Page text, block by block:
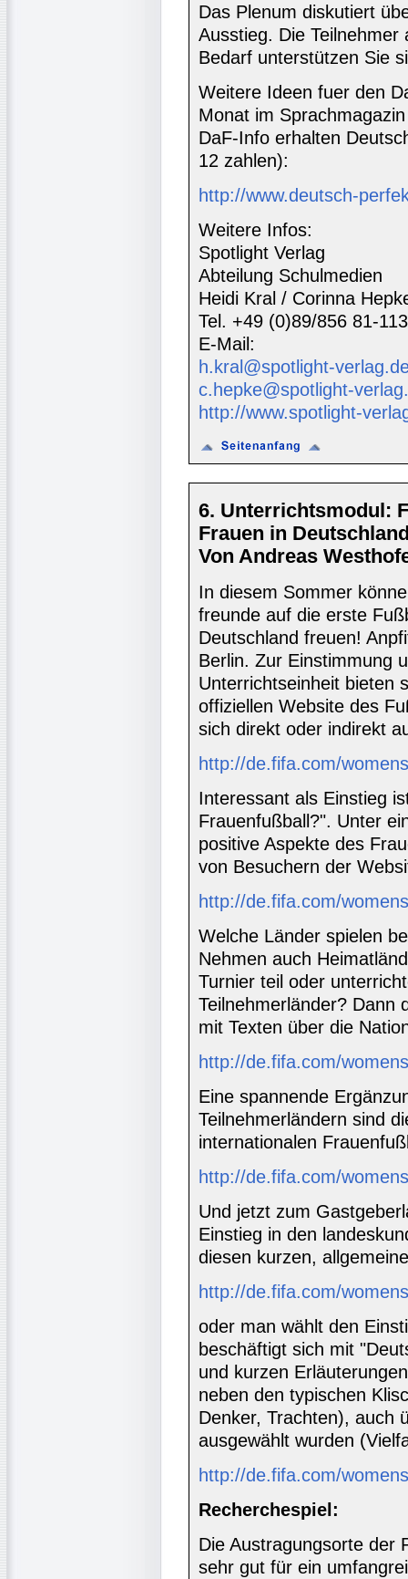
Das Plenum diskutiert
Ausstieg. Die
Bedarf unterstützen Sie
Weitere Ideen fuer den
Monat im
DaF-Info erhalten
12 zahlen):
http://www.deutsch-
Weitere Infos:
Spotlight Verlag
Abteilung Schulmedien
Heidi Kral / Corinna
Tel. +49 (0)89/856 81-
E-Mail:
h.kral@spotlight-
c.hepke@spotlight-
http://www.spotlight-
6. Unterrichtsmodul:
Frauen in
Von Andreas
In diesem Sommer
freunde auf die erste
Deutschland freuen!
Berlin. Zur Einstimmung
Unterrichtseinheit bieten
offiziellen Website des
sich direkt oder indirekt
http://de.fifa.com/
Interessant als Einstieg
Frauenfußball?". Unter
positive Aspekte des
von Besuchern der
http://de.fifa.com/
Welche Länder spielen
Nehmen auch
Turnier teil oder
Teilnehmerländer? Dann
mit Texten über die
http://de.fifa.com/
Eine spannende
Teilnehmerländern sind
internationalen
http://de.fifa.com/
Und jetzt zum
Einstieg in den
diesen kurzen,
http://de.fifa.com/
oder man wählt den
beschäftigt sich mit
und kurzen
neben den typischen
Denker, Trachten), auch
ausgewählt wurden
http://de.fifa.com/
Recherchespiel:
Die Austragungsorte der
sehr gut für ein